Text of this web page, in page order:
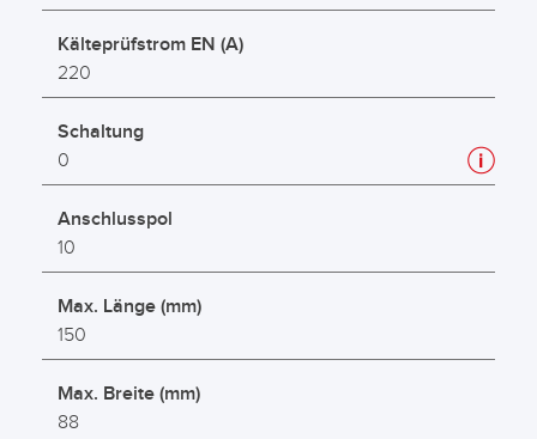
Kälteprüfstrom EN (A)
220
Schaltung
0
Anschlusspol
10
Max. Länge (mm)
150
Max. Breite (mm)
88